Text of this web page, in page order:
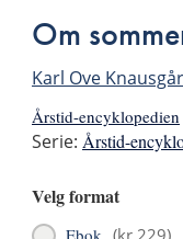
Om
Karl Ove
Årstid-encyklopedien
Serie: Årstid-
Velg format